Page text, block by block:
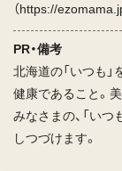
（https://
PR・備考
北海道の「いつも」
健康であること。
みなさまの、「いつ
しつづけます。